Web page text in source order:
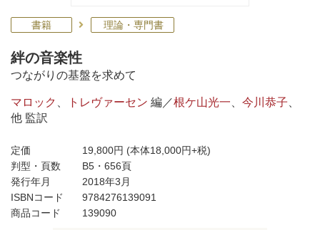
書籍 理論・専門書
絆の音楽性
つながりの基盤を求めて
マロック トレヴァーセン 編／根ケ山光一 今川恭子
他 監訳
定価 19,800円 (本体18,000円+税)
判型・頁数
B5・656頁
発行年月
2018年3月
ISBNコード
9784276139091
商品コード
139090